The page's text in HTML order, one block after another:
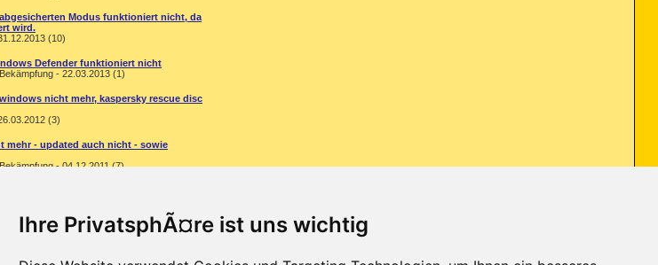
Ihre PrivatsphÃ¤re ist uns wichtig
Modus funktioniert nicht, da
wird.
(10)
Defender funktioniert nicht
- 22.03.2013 (1)
nicht mehr, kaspersky rescue disc
(3)
mehr - updated auch nicht - sowie
- 04.12.2011 (7)
nicht, Antivir Programm funktioniert
- 05.01.2010 (1)
Ich suche eine "funktionierende" Tastenkombination um die F13 - F20, damit möchte ich "Hotkeys" setzten, nur